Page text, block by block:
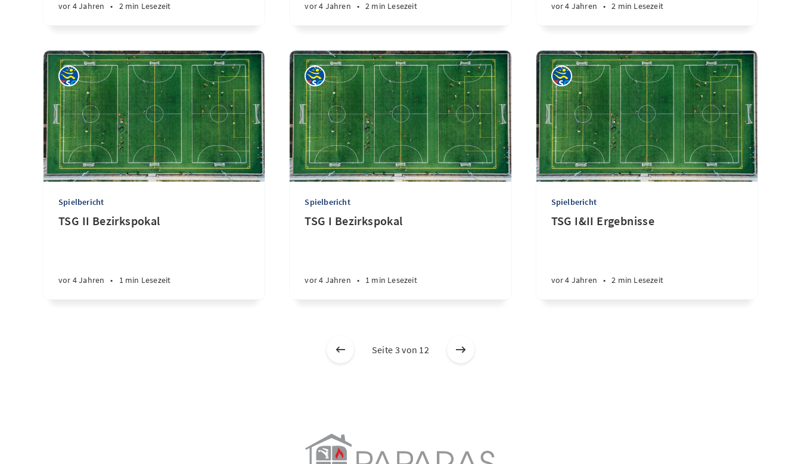
vor 4 Jahren • 2 min Lesezeit vor 4 Jahren • 2 min Lesezeit vor 4 Jahren • 2 min Lesezeit
Spielbericht
TSG II Bezirkspokal
vor 4 Jahren • 1 min Lesezeit
Spielbericht
TSG I Bezirkspokal
vor 4 Jahren • 1 min Lesezeit
Spielbericht
TSG I&II Ergebnisse
vor 4 Jahren • 2 min Lesezeit
Seite 3 von 12